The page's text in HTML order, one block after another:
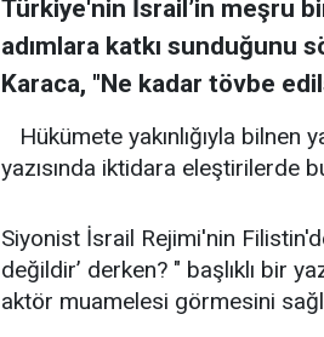
Türkiye'nin İsrail’in meşru
adımlara katkı sunduğunu
Karaca, "Ne kadar tövbe
Hükümete yakınlığıyla
yazısında iktidara eleştirilerde
Siyonist İsrail Rejimi'nin
değildir’ derken? " başlıklı bir
aktör muamelesi görmesini